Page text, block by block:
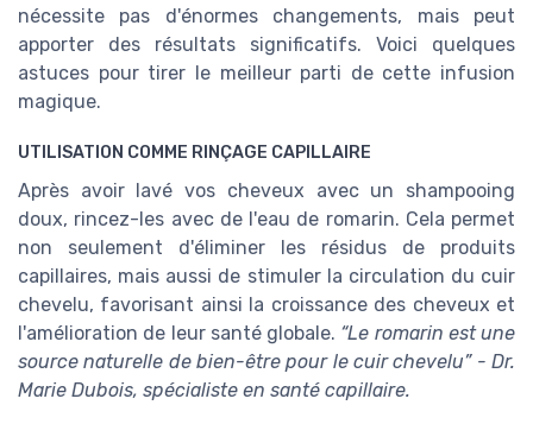
nécessite pas d'énormes changements, mais peut
apporter des résultats significatifs. Voici quelques
astuces pour tirer le meilleur parti de cette infusion
magique.
UTILISATION COMME RINÇAGE CAPILLAIRE
Après avoir lavé vos cheveux avec un shampooing
doux, rincez-les avec de l'eau de romarin. Cela permet
non seulement d'éliminer les résidus de produits
capillaires, mais aussi de stimuler la circulation du cuir
chevelu, favorisant ainsi la croissance des cheveux et
l'amélioration de leur santé globale. “Le romarin est une
source naturelle de bien-être pour le cuir chevelu” - Dr.
Marie Dubois, spécialiste en santé capillaire.